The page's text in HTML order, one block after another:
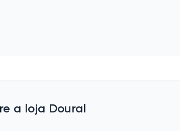
a loja Doural